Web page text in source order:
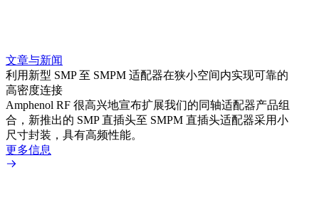
文章与新闻
利用新型 SMP 至 SMPM 适配器在狭小空间内实现可靠的
高密度连接
Amphenol RF 很高兴地宣布扩展我们的同轴适配器产品组
合，新推出的 SMP 直插头至 SMPM 直插头适配器采用小
尺寸封装，具有高频性能。
更多信息